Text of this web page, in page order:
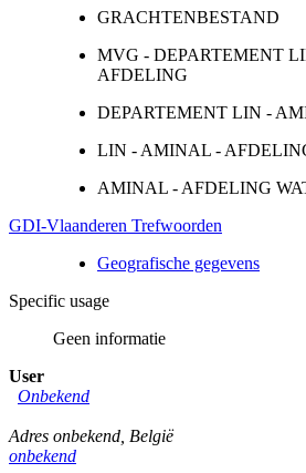
GRACHTENBESTAND
MVG - DEPARTEMENT
AFDELING
DEPARTEMENT LIN -
LIN - AMINAL -
AMINAL - AFDELING
GDI-Vlaanderen Trefwoorden
Geografische gegevens
Specific usage
Geen informatie
User
Onbekend
Adres onbekend België
onbekend